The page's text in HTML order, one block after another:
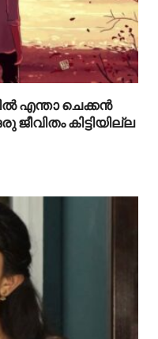
എന്താ ചെക്കൻ
കിട്ടിയില്ല